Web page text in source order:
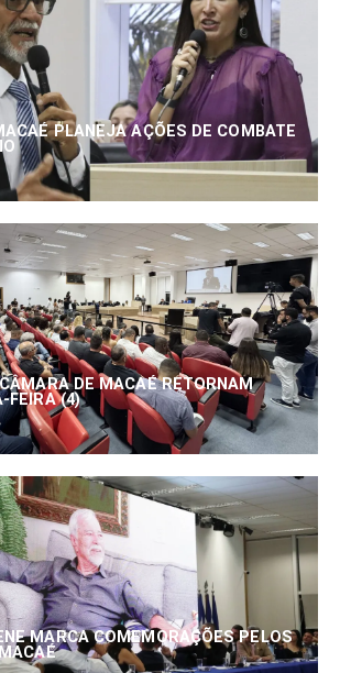
PLANEJA AÇÕES DE COMBATE
DE MACAÉ RETORNAM
FEIRA (4)
MARCA COMEMORAÇÕES PELOS